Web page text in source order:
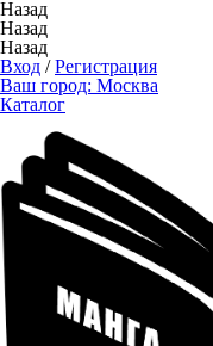
Назад
Назад
Назад
Вход /Регистрация
Ваш город: Москва
Каталог